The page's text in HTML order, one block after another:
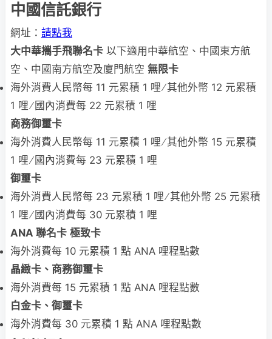
中國信託銀行
網址： 請點我
大中華攜手飛聯名卡 以下適用中華航空、中國東方航
空、中國南方航空及廈門航空 無限卡
海外消費人民幣每 11 元累積 1 哩 ∕ 其他外幣 12 元累積
1 哩 ∕ 國內消費每 22 元累積 1 哩
商務御璽卡
海外消費人民幣每 11 元累積 1 哩 ∕ 其他外幣 15 元累積
1 哩 ∕ 國內消費每 23 元累積 1 哩
御璽卡
海外消費人民幣每 23 元累積 1 哩 ∕ 其他外幣 25 元累積
1 哩 ∕ 國內消費每 30 元累積 1 哩
ANA 聯名卡 極致卡
海外消費每 10 元累積 1 點 ANA 哩程點數
晶緻卡、商務御璽卡
海外消費每 15 元累積 1 點 ANA 哩程點數
白金卡、御璽卡
海外消費每 30 元累積 1 點 ANA 哩程點數